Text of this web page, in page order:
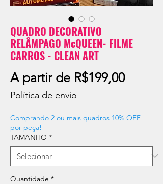
QUADRO DECORATIVO
RELÂMPAGO McQUEEN- FILME
CARROS - CLEAN ART
A partir de R$199,00Preço
Política de envio
Comprando 2 ou mais quadros 10% OFF
por peça!
TAMANHO *
Quantidade *